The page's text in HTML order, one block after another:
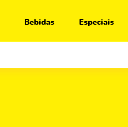
Bebidas Especiais